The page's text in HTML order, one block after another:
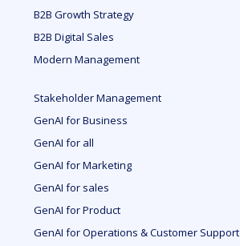
B2B Growth Strategy
B2B Digital Sales
Modern Management
Stakeholder Management
GenAI for Business
GenAI for all
GenAI for Marketing
GenAI for sales
GenAI for Product
GenAI for Operations & Customer Support